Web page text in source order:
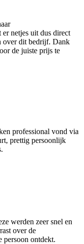
netjes uit dus direct
over dit bedrijf. Dank
de juiste prijs te
professional vond via
prettig persoonlijk
werden zeer snel en
over de
persoon ontdekt.